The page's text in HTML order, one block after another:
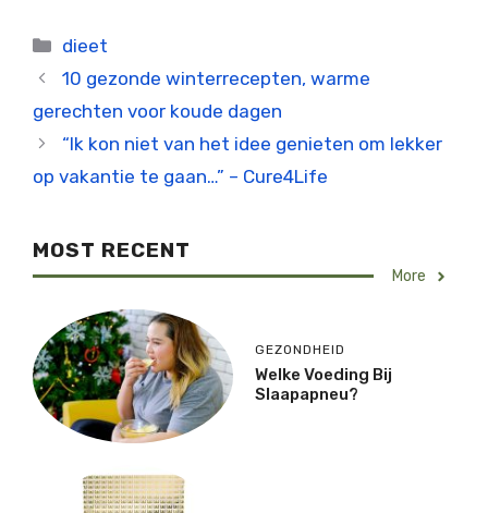
Categorieën
dieet
10 gezonde winterrecepten, warme
gerechten voor koude dagen
“Ik kon niet van het idee genieten om lekker
op vakantie te gaan…” – Cure4Life
MOST RECENT
More
GEZONDHEID
Welke Voeding Bij
Slaapapneu?